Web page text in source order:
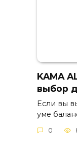
KAMA
выбор
Если вы
уме
0